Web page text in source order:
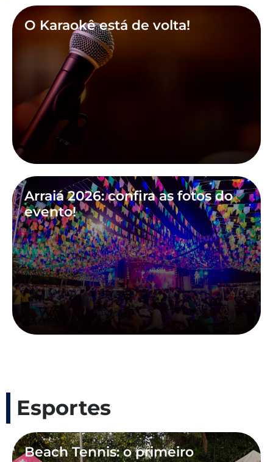
O Karaokê está de volta!
Arraiá 2026: confira as fotos do
evento!
Esportes
Beach Tennis: o primeiro